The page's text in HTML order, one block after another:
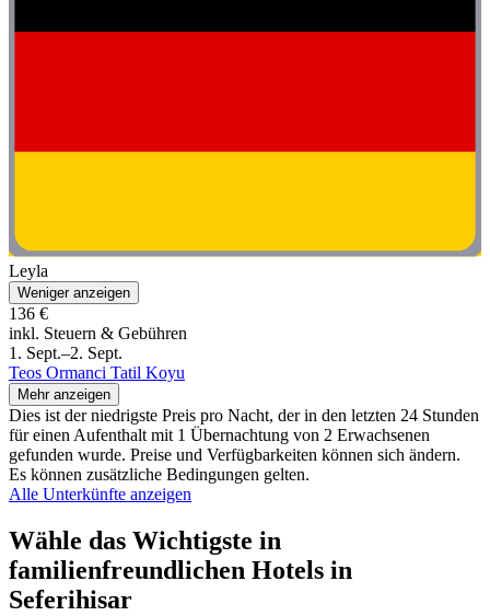
Leyla
Weniger anzeigen
136 €
inkl. Steuern & Gebühren
1. Sept.–2. Sept.
Teos Ormanci Tatil Koyu
Mehr anzeigen
Dies ist der niedrigste Preis pro Nacht, der in den letzten 24 Stunden
für einen Aufenthalt mit 1 Übernachtung von 2 Erwachsenen
gefunden wurde. Preise und Verfügbarkeiten können sich ändern.
Es können zusätzliche Bedingungen gelten.
Alle Unterkünfte anzeigen
Wähle das Wichtigste in
familienfreundlichen Hotels in
Seferihisar